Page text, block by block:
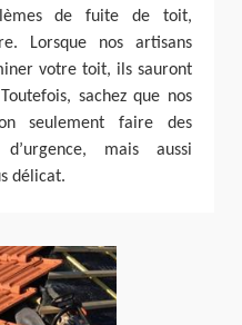
de fuite de toit,
Lorsque nos artisans
votre toit, ils sauront
sachez que nos
seulement faire des
mais aussi
délicat.